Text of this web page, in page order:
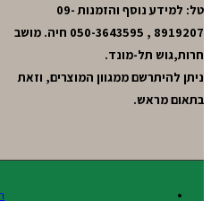
טל: למידע נוסף והזמנות 09-
8919207 , 050-3643595 חיה. מושב
חרות,גוש תל-מונד.
ניתן להיתרשם ממגוון המוצרים, וזאת
בתאום מראש.